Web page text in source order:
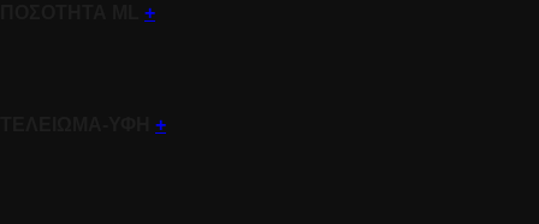
+
+